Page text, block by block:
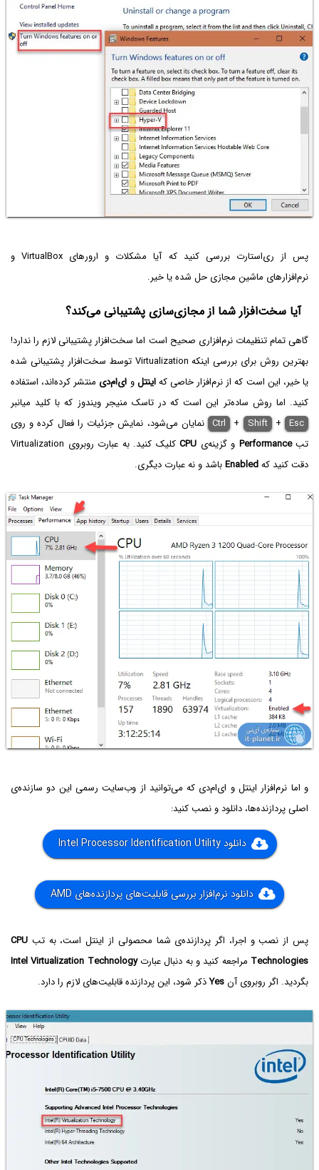
پس از ری‌استارت بررسی کنید که آیا مشکلات و ارورهای VirtualBox و
نرم‌افزارهای ماشین مجازی حل شده یا خیر.
آیا سخت‌افزار شما از مجازی‌سازی پشتیبانی می‌کند؟
گاهی تمام تنظیمات نرم‌افزاری صحیح است اما سخت‌افزار پشتیبانی لازم را ندارد!
بهترین روش برای بررسی اینکه Virtualization توسط سخت‌افزار پشتیبانی شده
یا خیر، این است که از نرم‌افزار خاصی کهاینتلو ای‌ام‌دی منتشر کرده‌اند، استفاده
کنید. اما روش ساده‌تر این است که در تاسک‌ منیجر ویندوز که با کلید میانبر
Ctrl + Shift + Esc
نمایان می‌شود، نمایش جزئیات را فعال کرده و روی
تبPerformance و گزینه‌ی CPU
کلیک کنید. به عبارت روبروی Virtualization
دقت کنید کهEnabledباشد و نه عبارت دیگری.
و اما نرم‌افزار اینتل و ای‌ام‌دی که می‌توانید از وب‌سایت رسمی این دو سازنده‌ی
اصلی پردازنده‌ها، دانلود و نصب کنید:
دانلود Intel Processor Identification Utility
دانلود نرم‌افزار بررسی قابلیت‌های پردازنده‌های AMD
پس از نصب و اجرا، اگر پردازنده‌ی شما محصولی از اینتل است، به تب CPU
Technologies مراجعه کنید و به دنبال عبارتIntel Virtualization Technology
بگردید. اگر روبروی آنYesذکر شود، این پردازنده قابلیت‌های لازم را دارد.